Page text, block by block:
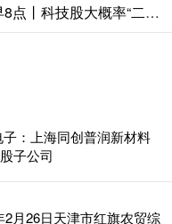
免费配资炒股入配资平台 8.4股市早8点丨科技股大概率“二次起跳！
：上海同创普润新材料
子公司
月26日天津市红旗农贸综